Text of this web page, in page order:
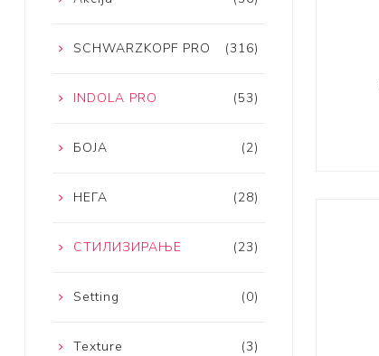
(316)
SCHWARZKOPF PRO
(53)
INDOLA PRO
(2)
БОЈА
(28)
НЕГА
(23)
СТИЛИЗИРАЊЕ
(0)
Setting
(3)
Texture